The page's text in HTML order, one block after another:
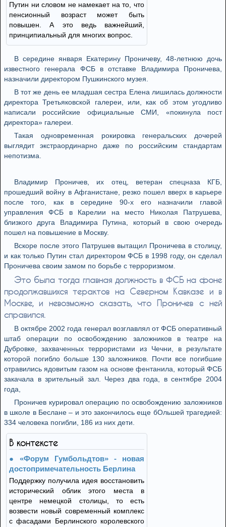
Путин ни словом не намекает на то, что
пенсионный возраст может быть
повышен. А это ведь важнейший,
принципиальный для многих вопрос.
В середине января Екатерину Проничеву, 48-летнюю дочь
известного генерала ФСБ в отставке Владимира Проничева,
назначили директором Пушкинского музея.
В тот же день ее младшая сестра Елена лишилась должности
директора Третьяковской галереи, или, как об этом угодливо
написали российские официальные СМИ, «покинула пост
директора» галереи.
Такая одновременная рокировка генеральских дочерей
выглядит экстраординарно даже по российским стандартам
непотизма.
Владимир Проничев, их отец, ветеран спецназа КГБ,
прошедший войну в Афганистане, резко пошел вверх в карьере
после того, как в середине 90-х его назначили главой
управления ФСБ в Карелии на место Николая Патрушева,
близкого друга Владимира Путина, который в свою очередь
пошел на повышение в Москву.
Вскоре после этого Патрушев вытащил Проничева в столицу,
и как только Путин cтал директором ФСБ в 1998 году, он сделал
Проничева своим замом по борьбе с терроризмом.
Это была тогда главная должность в ФСБ на фоне
продолжавшихся терактов на Северном Кавказе и в
Москве, и невозможно сказать, что Проничев с ней
справился.
В октябре 2002 года генерал возглавлял от ФСБ оперативный
штаб операции по освобождению заложников в театре на
Дубровке, захваченных террористами из Чечни, в результате
которой погибло больше 130 заложников. Почти все погибшие
отравились ядовитым газом на основе фентанила, который ФСБ
закачала в зрительный зал. Через два года, в сентябре 2004
года,
Проничев курировал операцию по освобождению заложников
в школе в Беслане – и это закончилось еще бОльшей трагедией:
334 человека погибли, 186 из них дети.
В контексте
«Форум Гумбольдтов» - новая
достопримечательность Берлина
Поддержку получила идея восстановить
исторический облик этого места в
центре немецкой столицы, то есть
возвести новый современный комплекс
с фасадами Берлинского королевского